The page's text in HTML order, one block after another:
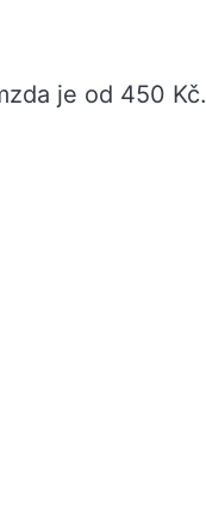
je od 450 Kč.